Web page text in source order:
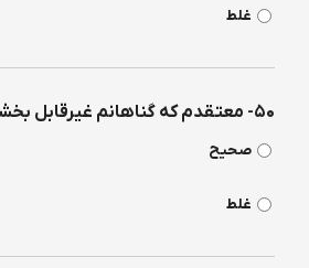
غلط
۵۰- معتقدم كه گناهانم غیرقابل بخشش است.
صحیح
غلط